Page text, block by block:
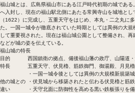
福山城とは、広島県福山市にある江戸時代初期の城であ
へ入封し、現在の福山駅北側にあたる常興寺山を城地と
（1622）に完成し、五重天守をはじめ、本丸・二之丸に
た。一国一城令が徹底されていた時期としては異例の大
して重要視された。現在は福山城公園として整備され、
などが城の姿を伝えている。
福山城の特長
目的
西国鎮衛の拠点、備後福山藩の政庁、山陽道
特長
五重天守、伏見櫓、筋鉄御門、御湯殿、月見
他の城との
違い
・一国一城令後としては異例の大規模新規築
・伏見城から移築されたと伝わる伏見櫓と筋
・天守北面に防御性を高める黒い鉄板張りを